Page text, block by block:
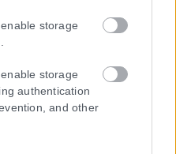
storage
storage
authentication
and other